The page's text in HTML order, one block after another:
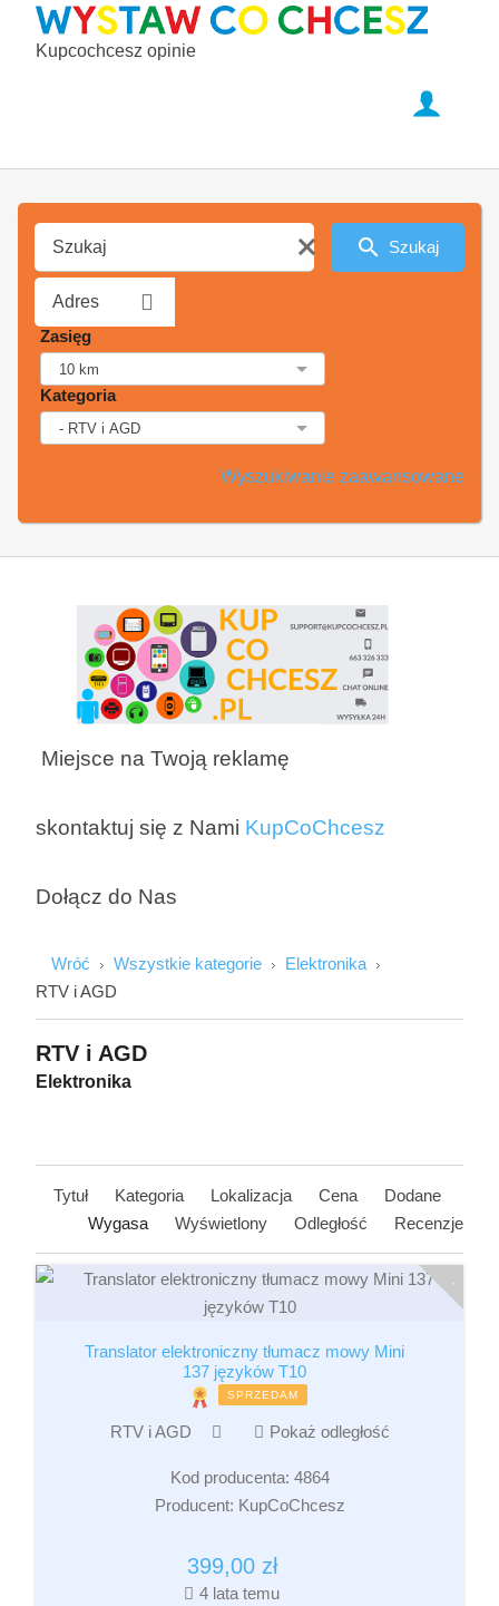
Kupcochcesz opinie
Zasięg
Kategoria
Szukaj
Wyszukiwanie zaawansowane
Miejsce na Twoją reklamę
skontaktuj się z Nami KupCoChcesz
Dołącz do Nas
Wróć Wszystkie kategorie
Elektronika
RTV i AGD
RTV i AGD
Elektronika
Tytuł Kategoria Lokalizacja Cena
Dodane
Wygasa
Wyświetlony Odległość Recenzje
Translator elektroniczny tłumacz mowy Mini
137 języków T10
SPRZEDAM
RTV i AGD Pokaż odległość
Kod producenta: 4864
Producent: KupCoChcesz
399,00 zł
4 lata temu